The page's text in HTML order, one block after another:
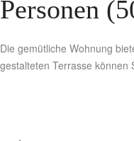
Personen
Die gemütliche Wohnung
gestalteten Terrasse können